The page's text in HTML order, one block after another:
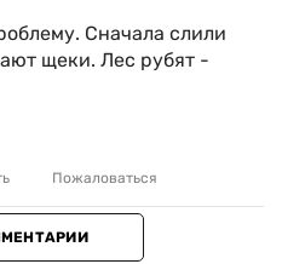
Сначала слили
щеки. Лес рубят -
Пожаловаться